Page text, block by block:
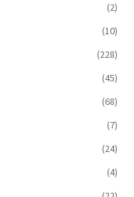
(2)
(10)
(228)
(45)
(68)
(7)
(24)
(4)